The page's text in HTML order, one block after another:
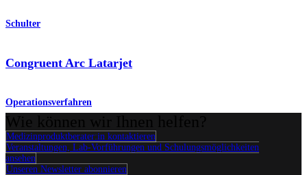
Schulter
Congruent Arc Latarjet
Operationsverfahren
Medizinproduktberater:in kontaktieren
Veranstaltungen, Lab-Vorführungen und Schulungsmöglichkeiten
ansehen
Unseren Newsletter abonnieren